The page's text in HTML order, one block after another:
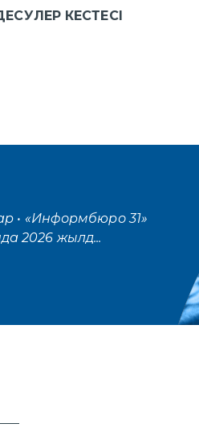
КЕСТЕСІ
• «Информбюро 31»
2026 жылд...